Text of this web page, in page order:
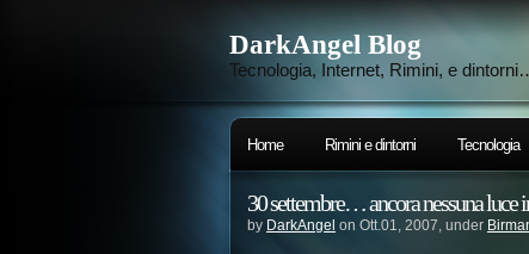
DarkAngel Blog
Tecnologia, Internet, Rimini, e
Home Rimini e dintorni Tecnologia
30 settembre… ancora nessuna
by DarkAngel on Ott.01, 2007, under